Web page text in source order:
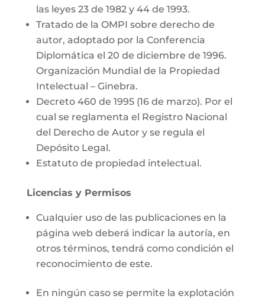
las leyes 23 de 1982 y 44 de 1993.
Tratado de la OMPI sobre derecho de
autor, adoptado por la Conferencia
Diplomática el 20 de diciembre de 1996.
Organización Mundial de la Propiedad
Intelectual – Ginebra.
Decreto 460 de 1995 (16 de marzo). Por el
cual se reglamenta el Registro Nacional
del Derecho de Autor y se regula el
Depósito Legal.
Estatuto de propiedad intelectual.
Licencias y Permisos
Cualquier uso de las publicaciones en la
página web deberá indicar la autoría, en
otros términos, tendrá como condición el
reconocimiento de este.
En ningún caso se permite la explotación